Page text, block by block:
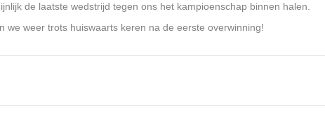
de laatste wedstrijd tegen ons het kampioenschap binnen halen.
we weer trots huiswaarts keren na de eerste overwinning!